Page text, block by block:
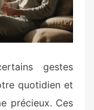
gestes
quotidien et
précieux. Ces